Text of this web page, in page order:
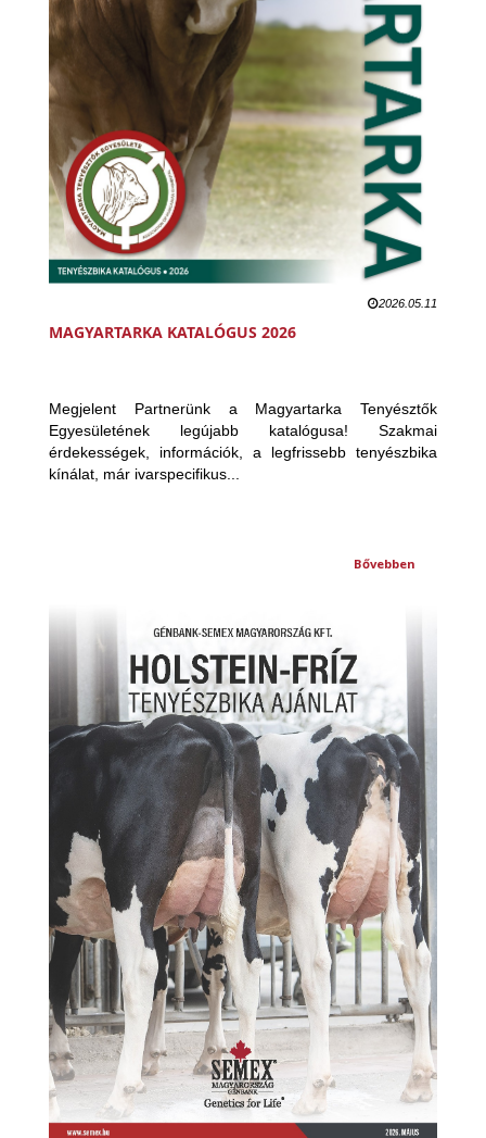
2026.05.11
MAGYARTARKA KATALÓGUS 2026
Megjelent Partnerünk a Magyartarka Tenyésztők
Egyesületének legújabb katalógusa! Szakmai
érdekességek, információk, a legfrissebb tenyészbika
kínálat, már ivarspecifikus...
Bővebben